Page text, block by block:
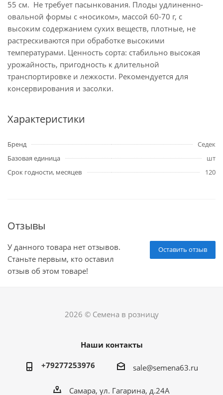
55 см. Не требует пасынкования. Плоды удлиненно-
овальной формы с «носиком», массой 60-70 г, с
высоким содержанием сухих веществ, плотные, не
растрескиваются при обработке высокими
температурами. Ценность сорта: стабильно высокая
урожайность, пригодность к длительной
транспортировке и лежкости. Рекомендуется для
консервирования и засолки.
Характеристики
Бренд
Седек
Базовая единица
шт
Срок годности, месяцев
120
Отзывы
Оставить отзыв
У данного товара нет отзывов.
Станьте первым, кто оставил
отзыв об этом товаре!
2026 © Семена в розницу
Наши контакты
+79277253976 sale@semena63.ru
Самара, ул. Гагарина, д.24А